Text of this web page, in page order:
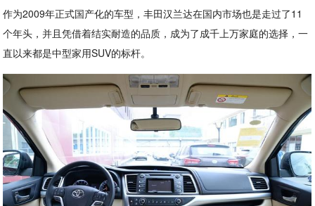
作为2009年正式国产化的车型，丰田汉兰达在国内市场也是走过了11
个年头，并且凭借着结实耐造的品质，成为了成千上万家庭的选择，一
直以来都是中型家用SUV的标杆。